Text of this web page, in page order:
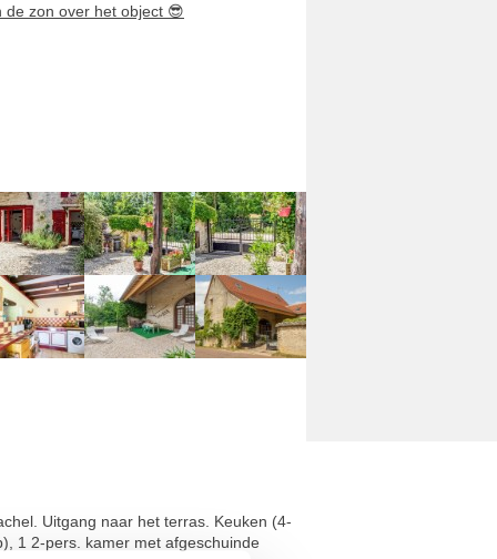
de zon over het object 😎
Uitgang naar het terras. Keuken (4-
1 2-pers. kamer met afgeschuinde